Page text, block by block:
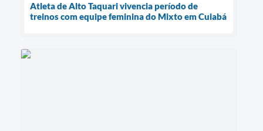
Atleta de Alto Taquari vivencia período de
treinos com equipe feminina do Mixto em Cuiabá